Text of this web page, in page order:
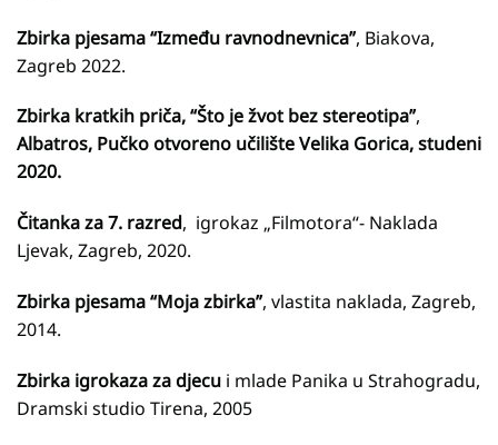
Zbirka pjesama “Između ravnodnevnica”, Biakova,
Zagreb 2022.
Zbirka kratkih priča, “Što je žvot bez stereotipa”,
Albatros, Pučko otvoreno učilište Velika Gorica, studeni
2020.
Čitanka za 7. razred, igrokaz „Filmotora“- Naklada
Ljevak, Zagreb, 2020.
Zbirka pjesama “Moja zbirka”, vlastita naklada, Zagreb,
2014.
Zbirka igrokaza za djecu i mlade Panika u Strahogradu,
Dramski studio Tirena, 2005